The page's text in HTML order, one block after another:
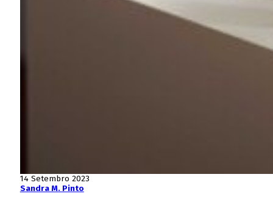
14 Setembro 2023
Sandra M. Pinto